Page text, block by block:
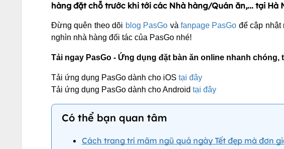
hàng đặt chỗ trước khi tới các Nhà hàng/Quán ăn,... tại Hà
Đừng quên theo dõi blog PasGo vàfanpage PasGo để cập nhật
nghìn nhà hàng đối tác của PasGo nhé!
Tải ngay PasGo - Ứng dụng đặt bàn ăn online nhanh
Tải ứng dụng PasGo dành cho iOS tại đây
Tải ứng dụng PasGo dành cho Android tại đây
Có thể bạn quan tâm
Cách trang trí mâm ngũ quả ngày Tết đẹp mà đơn